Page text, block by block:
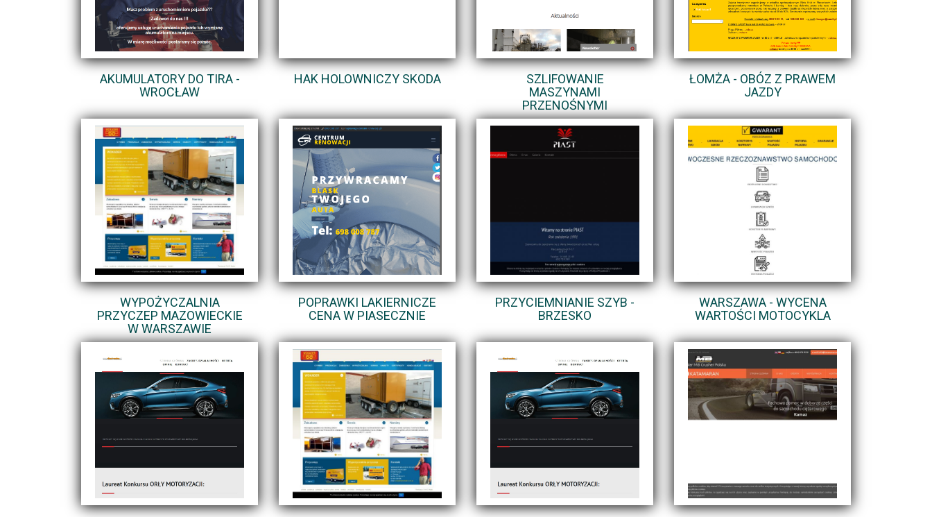
AKUMULATORY DO TIRA -
WROCŁAW
HAK HOLOWNICZY SKODA
SZLIFOWANIE
MASZYNAMI
PRZENOŚNYMI
ŁOMŻA - OBÓZ Z PRAWEM
JAZDY
WYPOŻYCZALNIA
PRZYCZEP MAZOWIECKIE
W WARSZAWIE
POPRAWKI LAKIERNICZE
CENA W PIASECZNIE
PRZYCIEMNIANIE SZYB -
BRZESKO
WARSZAWA - WYCENA
WARTOŚCI MOTOCYKLA